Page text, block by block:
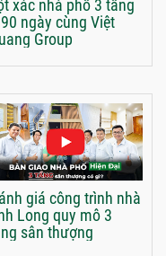
xác nhà phố 3 tầng
ngày cùng Việt
Group
giá công trình nhà
Long quy mô 3
sân thượng